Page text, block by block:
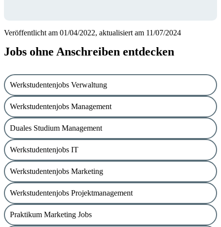
Veröffentlicht am 01/04/2022, aktualisiert am 11/07/2024
Jobs ohne Anschreiben entdecken
Werkstudentenjobs Verwaltung
Werkstudentenjobs Management
Duales Studium Management
Werkstudentenjobs IT
Werkstudentenjobs Marketing
Werkstudentenjobs Projektmanagement
Praktikum Marketing Jobs